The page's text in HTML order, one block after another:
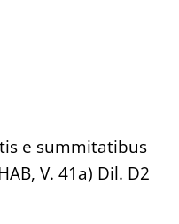
e summitatibus
V. 41a) Dil. D2